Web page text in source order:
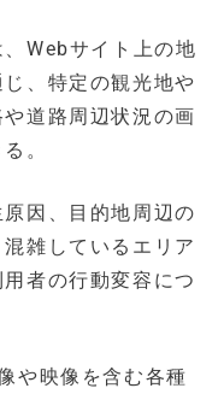
Webサイト上の地
、特定の観光地や
道路周辺状況の画
。
因、目的地周辺の
雑しているエリア
者の行動変容につ
や映像を含む各種